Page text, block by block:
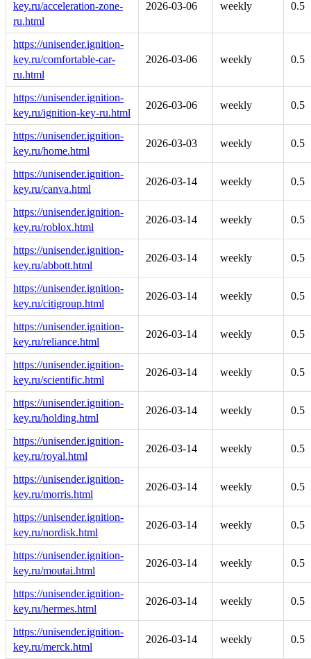
key.ru/acceleration-zone-
ru.html
2026-03-06 weekly 0.5
https://unisender.ignition-
key.ru/comfortable-car-
ru.html
2026-03-06 weekly 0.5
https://unisender.ignition-
key.ru/ignition-key-ru.html
2026-03-06 weekly 0.5
https://unisender.ignition-
key.ru/home.html
2026-03-03 weekly 0.5
https://unisender.ignition-
key.ru/canva.html
2026-03-14 weekly 0.5
https://unisender.ignition-
key.ru/roblox.html
2026-03-14 weekly 0.5
https://unisender.ignition-
key.ru/abbott.html
2026-03-14 weekly 0.5
https://unisender.ignition-
key.ru/citigroup.html
2026-03-14 weekly 0.5
https://unisender.ignition-
key.ru/reliance.html
2026-03-14 weekly 0.5
https://unisender.ignition-
key.ru/scientific.html
2026-03-14 weekly 0.5
https://unisender.ignition-
key.ru/holding.html
2026-03-14 weekly 0.5
https://unisender.ignition-
key.ru/royal.html
2026-03-14 weekly 0.5
https://unisender.ignition-
key.ru/morris.html
2026-03-14 weekly 0.5
https://unisender.ignition-
key.ru/nordisk.html
2026-03-14 weekly 0.5
https://unisender.ignition-
key.ru/moutai.html
2026-03-14 weekly 0.5
https://unisender.ignition-
key.ru/hermes.html
2026-03-14 weekly 0.5
https://unisender.ignition-
key.ru/merck.html
2026-03-14 weekly 0.5